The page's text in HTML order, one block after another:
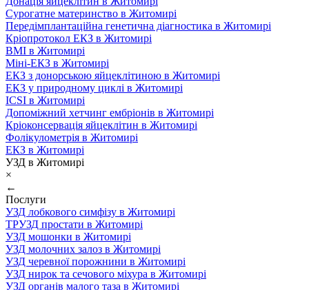
Сурогатне материнство в Житомирі
Передімплантаційна генетична діагностика в Житомирі
Кріопротокол ЕКЗ в Житомирі
ВМІ в Житомирі
Міні-ЕКЗ в Житомирі
ЕКЗ з донорською яйцеклітиною в Житомирі
ЕКЗ у природному циклі в Житомирі
ICSI в Житомирі
Допоміжний хетчинг ембріонів в Житомирі
Кріоконсервація яйцеклітин в Житомирі
Фолікулометрія в Житомирі
ЕКЗ в Житомирі
УЗД в Житомирі
×
←
Послуги
УЗД лобкового симфізу в Житомирі
ТРУЗД простати в Житомирі
УЗД мошонки в Житомирі
УЗД молочних залоз в Житомирі
УЗД черевної порожнини в Житомирі
УЗД нирок та сечового міхура в Житомирі
УЗД органів малого таза в Житомирі